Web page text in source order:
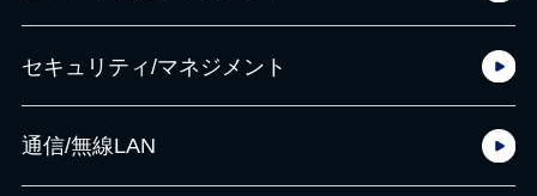
セキュリティ/マネジメント
通信/無線LAN